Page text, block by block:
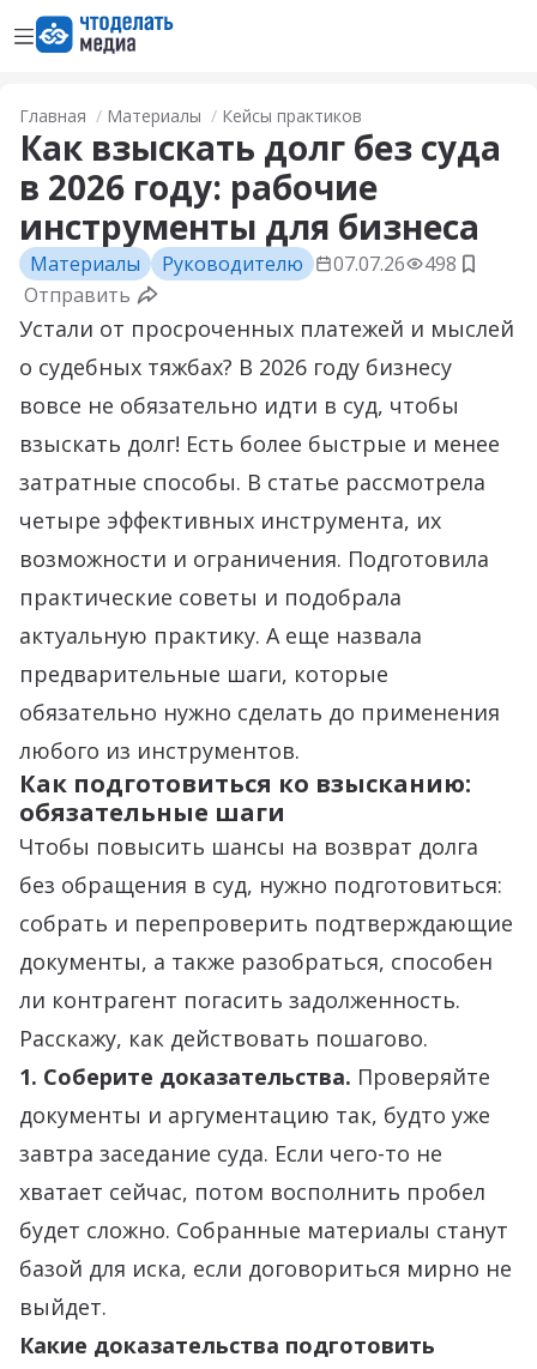
Открыть менюПерейти на главную страницу
Главная Материалы Кейсы практиков
Как взыскать долг без суда
в 2026 году: рабочие
инструменты для бизнеса
Материалы Руководителю 07.07.26 498
Отправить
Устали от просроченных платежей и мыслей
о судебных тяжбах? В 2026 году бизнесу
вовсе не обязательно идти в суд, чтобы
взыскать долг! Есть более быстрые и менее
затратные способы. В статье рассмотрела
четыре эффективных инструмента, их
возможности и ограничения. Подготовила
практические советы и подобрала
актуальную практику. А еще назвала
предварительные шаги, которые
обязательно нужно сделать до применения
любого из инструментов.
Как подготовиться ко взысканию:
обязательные шаги
Чтобы повысить шансы на возврат долга
без обращения в суд, нужно подготовиться:
собрать и перепроверить подтверждающие
документы, а также разобраться, способен
ли контрагент погасить задолженность.
Расскажу, как действовать пошагово.
1. Соберите доказательства. Проверяйте
документы и аргументацию так, будто уже
завтра заседание суда. Если чего-то не
хватает сейчас, потом восполнить пробел
будет сложно. Собранные материалы станут
базой для иска, если договориться мирно не
выйдет.
Какие доказательства подготовить